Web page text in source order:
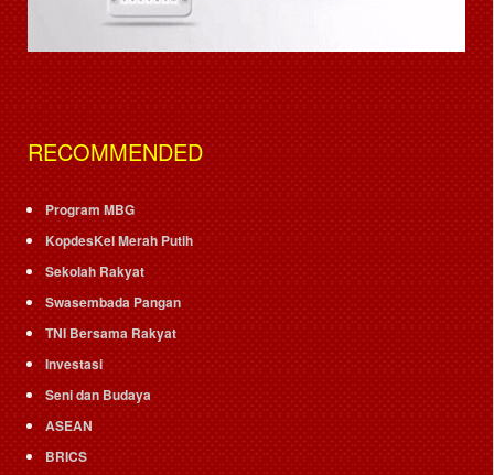
RECOMMENDED
Program MBG
KopdesKel Merah Putih
Sekolah Rakyat
Swasembada Pangan
TNI Bersama Rakyat
Investasi
Seni dan Budaya
ASEAN
BRICS